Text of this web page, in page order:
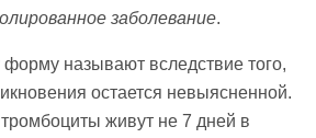
заболевание.
форму называют вследствие того,
остается невыясненной.
живут не 7 дней в